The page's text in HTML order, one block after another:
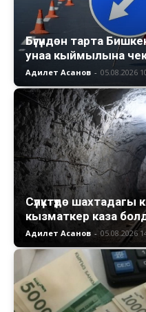
Бүгүндөн тарта
унаа кыймылына
Адилет Асанов - 05.08.2026
Сүлүктүдө
кызматкер каза
Адилет Асанов - 05.08.2026